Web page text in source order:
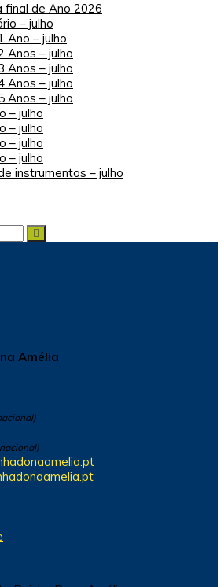
final de Ano 2026
– julho
Ano – julho
Anos – julho
Anos – julho
Anos – julho
Anos – julho
– julho
– julho
– julho
– julho
instrumentos – julho
Search
Amélia